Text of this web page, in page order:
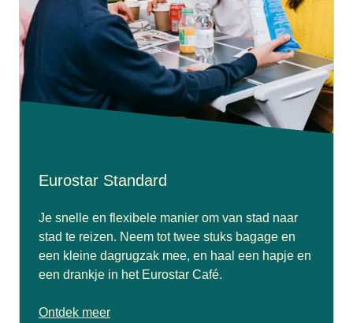
Eurostar Standard
Je snelle en flexibele manier om van stad naar
stad te reizen. Neem tot twee stuks bagage en
een kleine dagrugzak mee, en haal een hapje en
een drankje in het Eurostar Café.
Ontdek meer